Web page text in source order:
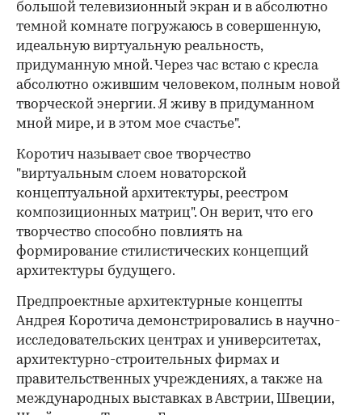
большой телевизионный экран и в абсолютно
темной комнате погружаюсь в совершенную,
идеальную виртуальную реальность,
придуманную мной. Через час встаю с кресла
абсолютно ожившим человеком, полным новой
творческой энергии. Я живу в придуманном
мной мире, и в этом мое счастье".
Коротич называет свое творчество
"виртуальным слоем новаторской
концептуальной архитектуры, реестром
композиционных матриц". Он верит, что его
творчество способно повлиять на
формирование стилистических концепций
архитектуры будущего.
Предпроектные архитектурные концепты
Андрея Коротича демонстрировались в научно-
исследовательских центрах и университетах,
архитектурно-строительных фирмах и
правительственных учреждениях, а также на
международных выставках в Австрии, Швеции,